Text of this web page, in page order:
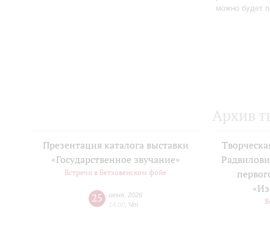
можно будет
Архив
Презентация каталога выставки
«Государственное звучание»
Встречи в Бетховенском фойе
25 июня 2026
14:00 Чт